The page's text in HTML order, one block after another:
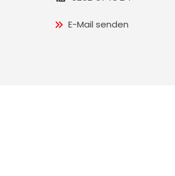
E-Mail senden